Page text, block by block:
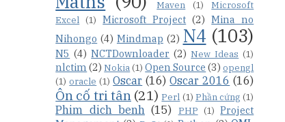
Maven (1)
Microsoft
Excel (1) Microsoft Project (2) Mina no
Nihongo (4) Mindmap (2) N4 (103)
N5 (4) NCTDownloader (2) New Ideas (1)
nlctim (2) Nokia(1) Open Source (3) opengl
(1) oracle (1) Oscar (16) Oscar 2016 (16)
Ôn cố tri tân (21) Perl (1) Phần cứng (1)
Phim dich benh (15) PHP (1) Project